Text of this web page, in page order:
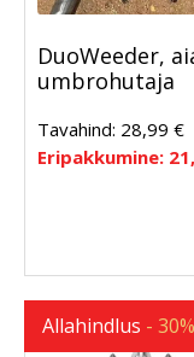
DuoWeeder,
umbrohutaja
Tavahind: 28,99 €
Eripakkumine:
Allahindlus - 30%